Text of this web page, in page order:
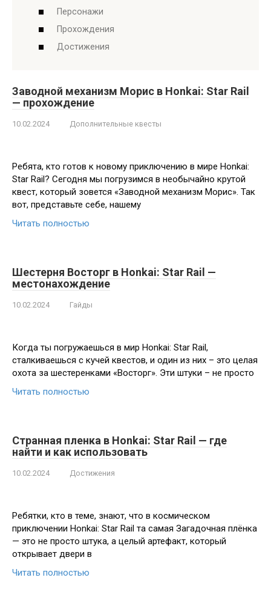
Персонажи
Прохождения
Достижения
Заводной механизм Морис в Honkai: Star Rail
— прохождение
10.02.2024 Дополнительные квесты
Ребята, кто готов к новому приключению в мире Honkai:
Star Rail? Сегодня мы погрузимся в необычайно крутой
квест, который зовется «Заводной механизм Морис». Так
вот, представьте себе, нашему
Читать полностью
Шестерня Восторг в Honkai: Star Rail —
местонахождение
10.02.2024 Гайды
Когда ты погружаешься в мир Honkai: Star Rail,
сталкиваешься с кучей квестов, и один из них – это целая
охота за шестеренками «Восторг». Эти штуки – не просто
Читать полностью
Странная пленка в Honkai: Star Rail — где
найти и как использовать
10.02.2024 Достижения
Ребятки, кто в теме, знают, что в космическом
приключении Honkai: Star Rail та самая Загадочная плёнка
— это не просто штука, а целый артефакт, который
открывает двери в
Читать полностью